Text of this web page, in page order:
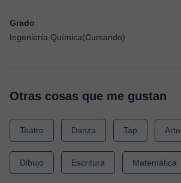
Grado
Ingeniería Química(Cursando)
Otras cosas que me gustan
Teatro Danza Tap Arte
Dibujo Escritura Matemática